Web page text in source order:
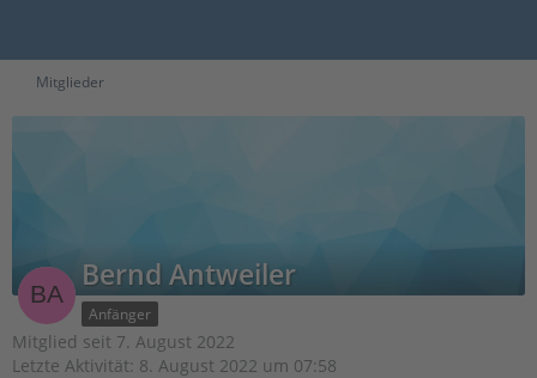
Mitglieder
Bernd Antweiler
Anfänger
Mitglied seit 7. August 2022
Letzte Aktivität: 8. August 2022 um 07:58